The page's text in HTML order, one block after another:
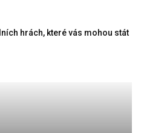
hrách, které vás mohou stát